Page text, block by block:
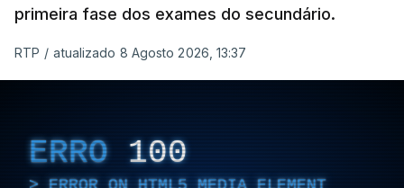
jurídico de entrada, permanência, saída e
e à lei sobre concessão de asilo.
cidadãos estrangeiros em centros de instalação
temporária é alargado para um período máximo de
180 dias, prorrogáveis por igual período.
primeira fase dos exames do secundário.
RTP / atualizado 8 Agosto 2026, 13:37
ERRO 100